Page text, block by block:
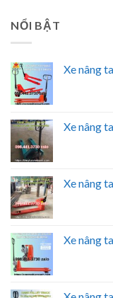
NỔI BẬT
Xe nâng
Xe nâng
Xe nâng
Xe nâng